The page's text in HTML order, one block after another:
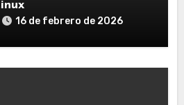
16 de febrero de 2026